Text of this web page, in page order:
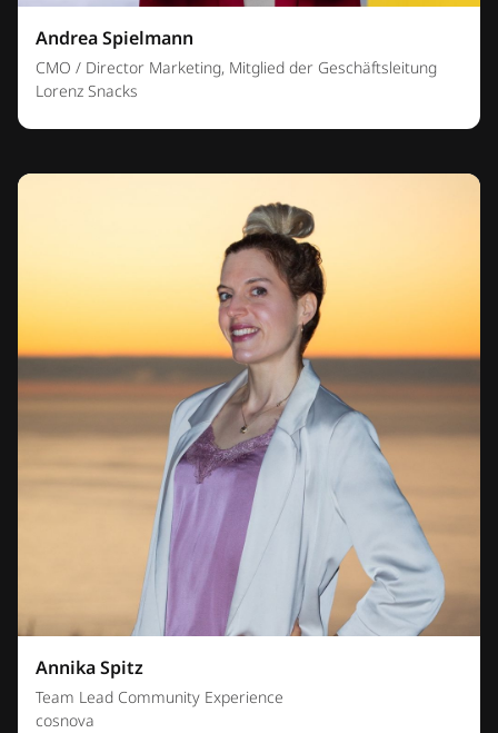
Andrea Spielmann
CMO / Director Marketing, Mitglied der Geschäftsleitung
Lorenz Snacks
Annika Spitz
Team Lead Community Experience
cosnova